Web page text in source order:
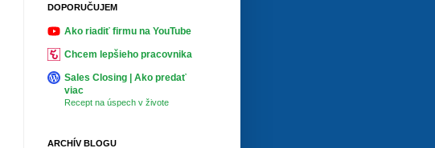
DOPORUČUJEM
Ako riadiť firmu na YouTube
Chcem lepšieho pracovnika
Sales Closing | Ako predať
viac
Recept na úspech v živote
ARCHÍV BLOGU